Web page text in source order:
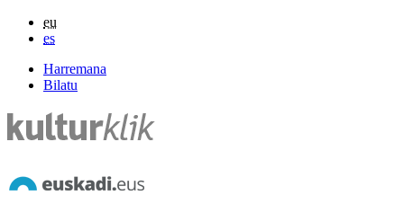
eu
es
Harremana
Bilatu